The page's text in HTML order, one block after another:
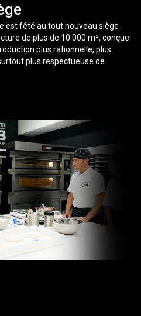
est fêté au tout nouveau siège
de plus de 10 000 m², conçue
plus rationnelle, plus
plus respectueuse de